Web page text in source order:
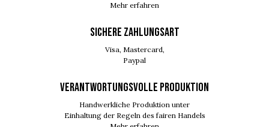
Mehr erfahren
SICHERE ZAHLUNGSART
Visa, Mastercard,
Paypal
VERANTWORTUNGSVOLLE PRODUKTION
Handwerkliche Produktion unter
Einhaltung der Regeln des fairen Handels